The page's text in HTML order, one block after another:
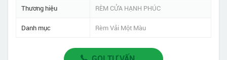
Thương hiệu RÈM CỬA HẠNH PHÚC
Danh mục Rèm Vải Một Màu